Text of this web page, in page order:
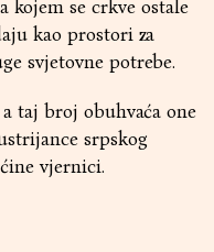
kojem se crkve ostale
kao prostori za
svjetovne potrebe.
taj broj obuhvaća one
srpskog
vjernici.